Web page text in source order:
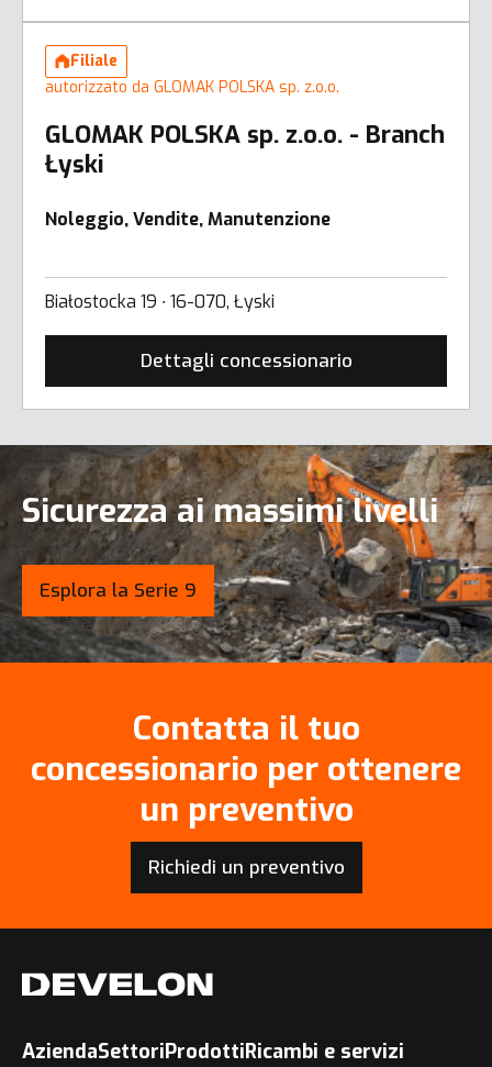
Filiale
autorizzato da GLOMAK POLSKA sp. z.o.o.
GLOMAK POLSKA sp. z.o.o. - Branch
Łyski
Noleggio, Vendite, Manutenzione
Białostocka 19 ∙ 16-070, Łyski
Dettagli concessionario
Sicurezza ai massimi livelli
Esplora la Serie 9
Contatta il tuo
concessionario per ottenere
un preventivo
Richiedi un preventivo
AziendaSettoriProdottiRicambi e servizi